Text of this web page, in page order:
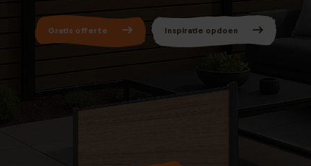
Gratis offerte Inspiratie opdoen